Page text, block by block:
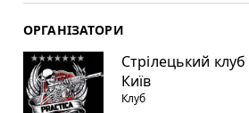
ОРГАНІЗАТОРИ
Стрілецький
Київ
Клуб